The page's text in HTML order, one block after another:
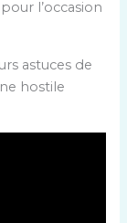
l’occasion
astuces de
hostile